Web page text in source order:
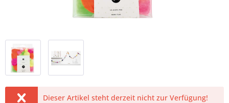
Dieser Artikel steht derzeit nicht zur Verfügung!